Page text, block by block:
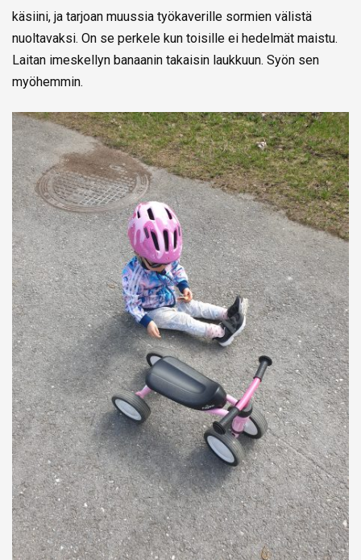
käsiini, ja tarjoan muussia työkaverille sormien välistä
nuoltavaksi. On se perkele kun toisille ei hedelmät maistu.
Laitan imeskellyn banaanin takaisin laukkuun. Syön sen
myöhemmin.